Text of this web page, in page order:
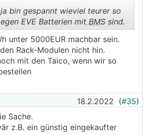
..
ja bin gespannt wieviel teurer so
EVE Batterien mit BMS sind.
unter 5000EUR machbar sein.
Rack-Modulen nicht hin.
mit den Taico, wenn wir so
18.2.2022 (#35)
Sache.
z.B. ein günstig eingekaufter